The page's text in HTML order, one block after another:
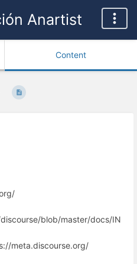
Anartist
Content
blob/master/docs/IN
meta.discourse.org/